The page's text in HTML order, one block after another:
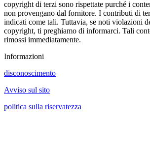
copyright di terzi sono rispettate purché i
non provengano dal fornitore. I contributi di
indicati come tali. Tuttavia, se noti violazioni
copyright, ti preghiamo di informarci. Tali
rimossi immediatamente.
Informazioni
disconoscimento
Avviso sul sito
politica sulla riservatezza